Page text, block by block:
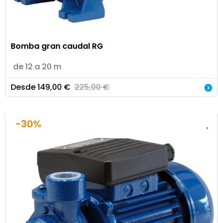
Bomba gran caudal RG
de 12 a 20 m
Desde149,00 € 225,00€
-30%